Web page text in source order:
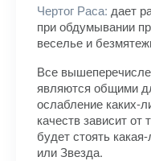
Чертог Раса: дает
при обдумывании
веселье и
Все
являются общими
ослабление каких-
качеств зависит от
будет стоять
или Звезда.